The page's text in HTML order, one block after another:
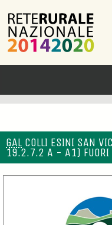
GAL COLLI ESINI SAN
19.2.7.2 A - A1) FUORI